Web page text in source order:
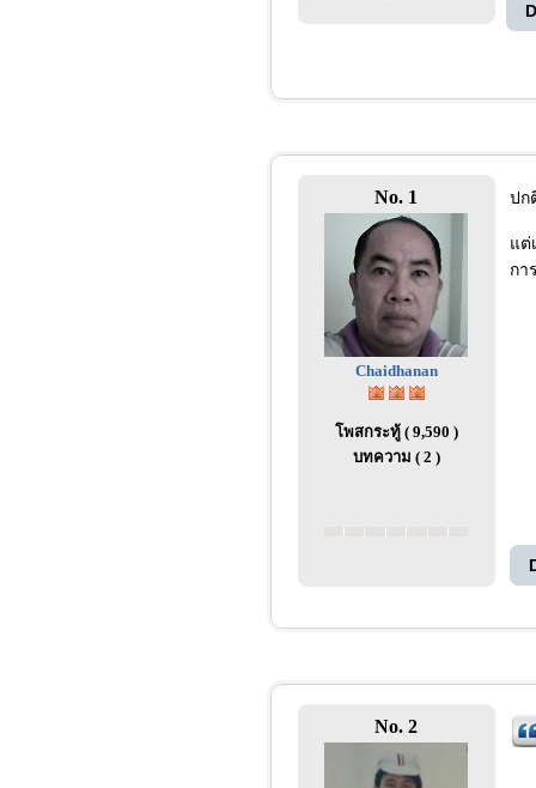
No. 1
Chaidhanan
โพสกระทู้ ( 9,590 )
บทความ ( 2 )
ปก
แต่
กา
No. 2